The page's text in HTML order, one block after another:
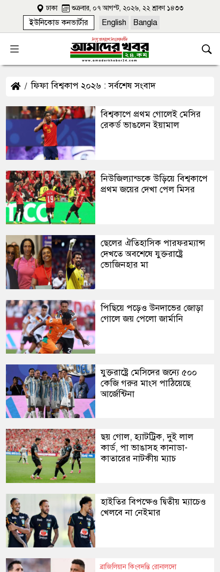
ঢাকা শুক্রবার, ০৭ আগস্ট, ২০২৬, ২২ শ্রাবণ ১৪৩৩
ইউনিকোড কনভার্টার English Bangla
ফিফা বিশ্বকাপ ২০২৬ : সর্বশেষ সংবাদ
বিশ্বকাপে প্রথম গোলেই মেসির
রেকর্ড ভাঙলেন ইয়ামাল
নিউজিল্যান্ডকে উড়িয়ে বিশ্বকাপে
প্রথম জয়ের দেখা পেল মিসর
ছেলের ঐতিহাসিক পারফরম্যান্স
দেখতে অবশেষে যুক্তরাষ্ট্রে
ভোজিনহার মা
পিছিয়ে পড়েও উনদাভের জোড়া
গোলে জয় পেলো জার্মানি
যুক্তরাষ্ট্রে মেসিদের জন্যে ৫০০
কেজি গরুর মাংস পাঠিয়েছে
আর্জেন্টিনা
ছয় গোল, হ্যাটট্রিক, দুই লাল
কার্ড, পা ভাঙাসহ কানাডা-
কাতারের নাটকীয় ম্যাচ
হাইতির বিপক্ষেও দ্বিতীয় ম্যাচেও
খেলবে না নেইমার
ব্রাজিলিয়ান কিংবদন্তি রোনালদো